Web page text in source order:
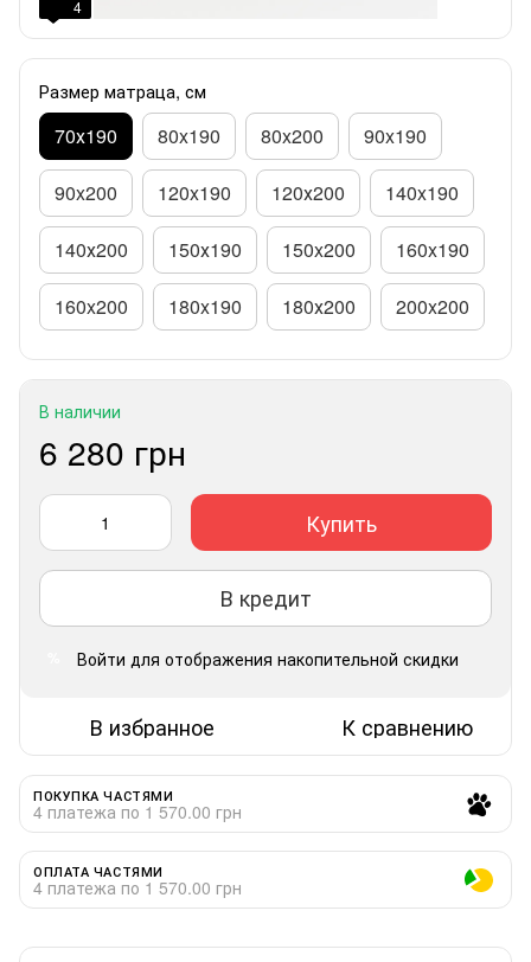
4
Размер матраца, см
70х190 80x190 80x200 90x190
90x200 120x190 120х200 140x190
140х200 150х190 150x200 160x190
160x200 180x190 180х200 200x200
В наличии
6 280 грн
Купить
В кредит
Войти для отображения накопительной скидки
В избранное К сравнению
ПОКУПКА ЧАСТЯМИ
4 платежа по 1 570.00 грн
ОПЛАТА ЧАСТЯМИ
4 платежа по 1 570.00 грн